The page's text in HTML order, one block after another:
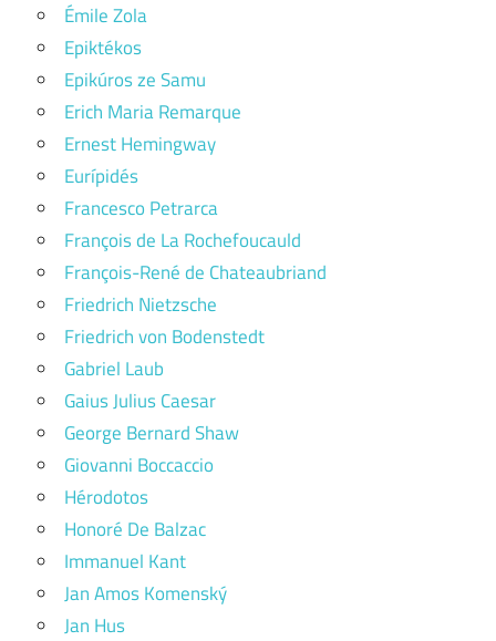
Émile Zola
Epiktékos
Epikúros ze Samu
Erich Maria Remarque
Ernest Hemingway
Eurípidés
Francesco Petrarca
François de La Rochefoucauld
François-René de Chateaubriand
Friedrich Nietzsche
Friedrich von Bodenstedt
Gabriel Laub
Gaius Julius Caesar
George Bernard Shaw
Giovanni Boccaccio
Hérodotos
Honoré De Balzac
Immanuel Kant
Jan Amos Komenský
Jan Hus